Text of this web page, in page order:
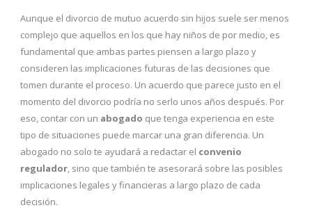
Aunque el divorcio de mutuo acuerdo sin hijos suele ser menos
complejo que aquellos en los que hay niños de por medio, es
fundamental que ambas partes piensen a largo plazo y
consideren las implicaciones futuras de las decisiones que
tomen durante el proceso. Un acuerdo que parece justo en el
momento del divorcio podría no serlo unos años después. Por
eso, contar con un abogado que tenga experiencia en este
tipo de situaciones puede marcar una gran diferencia. Un
abogado no solo te ayudará a redactar el convenio
regulador, sino que también te asesorará sobre las posibles
implicaciones legales y financieras a largo plazo de cada
decisión.